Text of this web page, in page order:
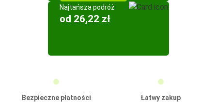
Najtańsza podróż
od 26,22 zł
Bezpieczne płatności
Łatwy zakup